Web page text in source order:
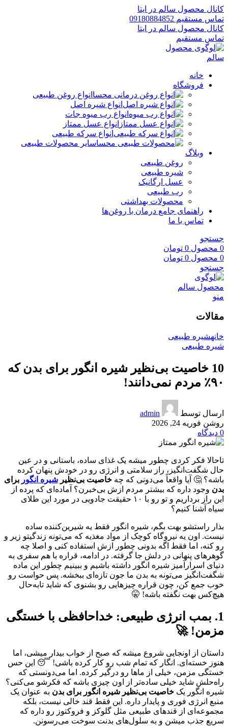
کانال محصول سالم در ایتا
تماس مستقیم 09180884852
کانال محصول سالم در ایتا
تماس مستقیم
خانه
فروشگاه
انواع روغن طبیعی
انواع شیره اصل
انواع رب میوه جات
انواع عسل ممتاز
انواع سرکه طبیعی
سایر محصولات طبیعی
وبلاگ
روغن طبیعی
شیره طبیعی
عسل ارگانیک
رب طبیعی
محصولات بهداشتی
راهنمای جامع درمان با روغن‌ها
تماس با ما
جستجو
0 محصول 0 تومان
0 محصول 0 تومان
جستجو
منو
مقالات
خانهشیره طبیعی
شیره طبیعی
10 خاصیت بی‌نظیر شیره انگور برای بدن که
۹۰٪ مردم نمی‌دانند!
ارسال توسط
admin
روشن فوریه 24, 2026
0 دیدگاه
تاحالا فکر کردی چطور میشه یک غذای ساده، باستانی و در عین
حال شگفت‌انگیز، راز سلامتی و انرژی رو در خودش پنهان کرده
باشه؟ 🤔 آیا واقعاً می‌دونی که چه خاصیت بی‌نظیر شیره انگور برای
بدن وجود داره که بیشتر مردم ازش بی‌خبرن؟ آماده‌ای که پرده از
این راز برداریم و تو رو با ۱۰ حقیقت جادویی در مورد این طلای
سیاه آشنا کنیم؟
بذار راستشو بهت بگم، شیره انگور فقط یه شیرین‌کننده ساده
نیست. اون یه نیروگاه کوچک از مواد مغذیه که می‌تونه زندگیتو زیر و
رو کنه، اما فقط اگه بدونی چطور ازش استفاده کنی و اصلا چه
گوهرهای پنهانی در دلش جا گرفته. در ادامه، قراره با هم سفری به
دنیای اسرارآمیز شیره انگور داشته باشیم و ببینیم چطور این ماده
شگفت‌انگیز می‌تونه به بدن ما جون تازه‌ای ببخشه. پس حواست رو
خوب جمع کن، چون قراره چیزهایی رو بشنوی که شاید تابه‌حال
هیچ‌کس بهت نگفته باشه! 🤫
1. بمب انرژی طبیعی: خداحافظی با خستگی
مزمن! 🚀
داستان از اونجایی شروع میشه که صبح از خواب بیدار میشی، اما
هنوز خسته‌ای. انگار که تمام شب رو کار کرده باشی! 😴 این حس
خستگی مزمن، خیلی از ماها رو درگیر کرده. اما می‌دونستی که
راه‌حلش شاید خیلی ساده‌تر از اون چیزی باشه که فکرشو می‌کنی؟
شیره انگور یک خاصیت بی‌نظیر شیره انگور برای بدن به عنوان یک
منبع انرژی فوری و پایدار داره. این فقط قند خالی نیست، بلکه
مجموعه‌ای از قندهای طبیعی مثل گلوکز و فروکتوز رو داره که
سریع جذب میشن و به سلول‌های بدنت سوخت می‌رسونن.